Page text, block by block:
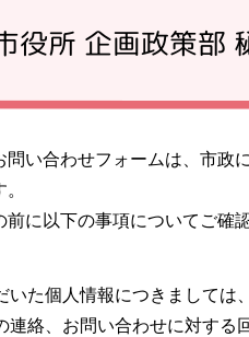
役所 企画政策部
問い合わせフォームは、市政
前に以下の事項についてご確
いた個人情報につきまして
連絡、お問い合わせに対する